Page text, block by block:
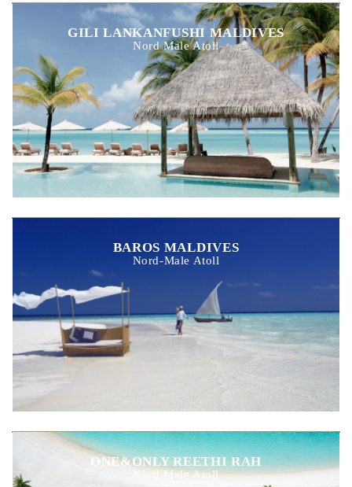
GILI LANKANFUSHI MALDIVES
Nord Male Atoll
BAROS MALDIVES
Nord-Male Atoll
ONE&ONLY REETHI RAH
Nord Male Atoll